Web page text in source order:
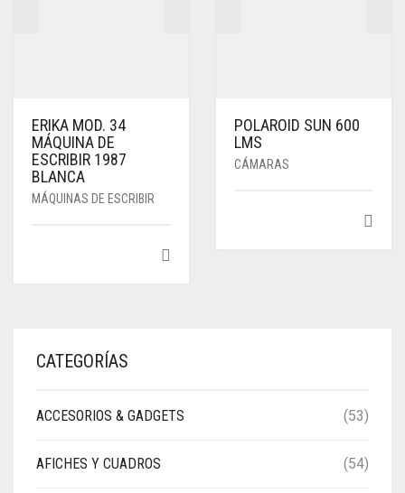
ERIKA MOD. 34
MÁQUINA DE
ESCRIBIR 1987
BLANCA
MÁQUINAS DE ESCRIBIR
POLAROID SUN 600
LMS
CÁMARAS
CATEGORÍAS
ACCESORIOS & GADGETS (53)
AFICHES Y CUADROS (54)